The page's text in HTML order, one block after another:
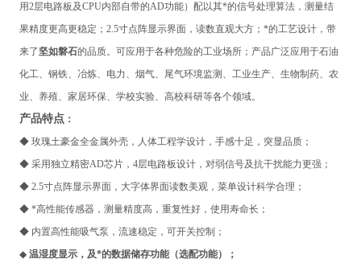
用2层电路板及CPU内部自带的AD功能）配以其*的信号处理算法，测量结
果精度更高更稳定；2.5寸点阵显示界面，读数直观大方；*的工艺设计，带
来了 坚如磐石的品质。可应用于各种危险的工业场所；产品广泛应用于石油
化工、钢铁、冶炼、电力、烟气、尾气环境监测、工业生产、生物制药、农
业、养殖、家居环保、学校实验、高校科研等各个领域。
产品特点 ：
◆ 玫瑰土豪金全金属外壳，人体工程学设计，手感十足，突显品质；
◆ 采用独立精密AD芯片，4层电路板设计，对弱信号及抗干扰能力更强；
◆ 2.5寸点阵显示界面，大字体界面读数美观，菜单设计科学合理；
◆ *高性能传感器，测量精度高，重复性好，使用寿命长；
◆ 内置高性能吸气泵，流速稳定，可开关控制；
◆温湿度显示，及*的数据储存功能（选配功能）；